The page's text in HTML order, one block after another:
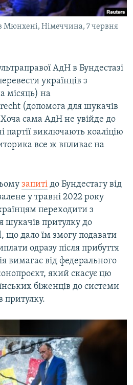
Мюнхені, Німеччина, 7 червня
АдН в Бундестазі
українців з
місяць) на
(допомога для шукачів
сама АдН не увійде до
партії виключають коаліцію
все ж впливає на
запиті до Бундестагу від
у травні 2022 року
переходити з
шукачів притулку до
що дало їм змогу подавати
одразу після прибуття
вимагає від федерального
який скасує цю
біженців до системи
притулку.